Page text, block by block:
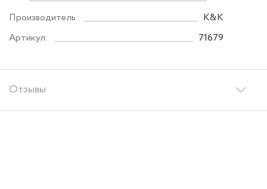
Отзывы
Производитель:
K&K
Артикул:
71679